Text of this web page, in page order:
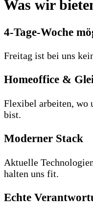
Was wir
4-Tage-Woche
Freitag ist bei uns
Homeoffice &
Flexibel arbeiten, wo
bist.
Moderner Stack
Aktuelle
halten uns fit.
Echte